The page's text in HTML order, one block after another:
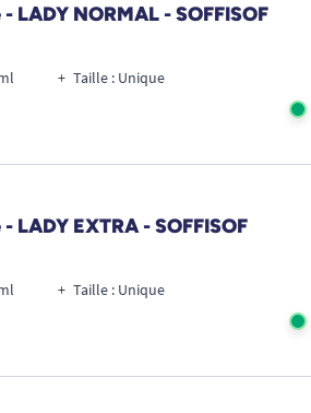
NORMAL - SOFFISOF
Taille : Unique
EXTRA - SOFFISOF
Taille : Unique